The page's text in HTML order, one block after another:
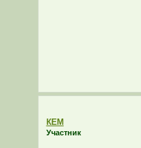
КЕМ
Участник